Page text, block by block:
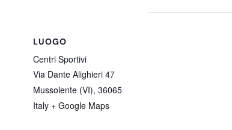
LUOGO
Centri Sportivi
Via Dante Alighieri 47
Mussolente (VI), 36065
Italy + Google Maps